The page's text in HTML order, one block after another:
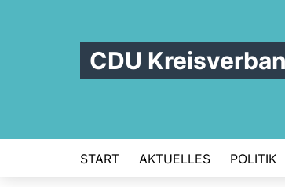
CDU
START AKTUELLES POLITIK